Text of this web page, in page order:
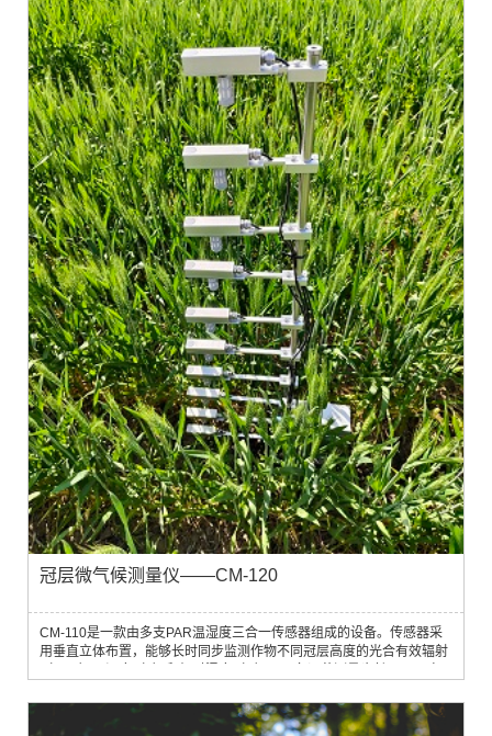
冠层微气候测量仪——CM-120
CM-110是一款由多支PAR温湿度三合一传感器组成的设备。传感器采
用垂直立体布置，能够长时同步监测作物不同冠层高度的光合有效辐射
讯模块，可实现数据上云传输，本设备搭载系统有多个数据通讯接口，
可以外接多层土壤传感器、多要素气象站等配套模块。CM-120标配可